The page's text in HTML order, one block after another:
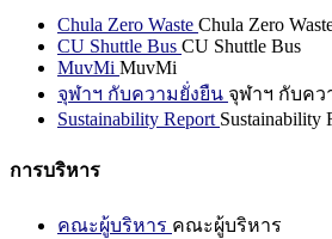
Chula Zero Waste Chula Zero
CU Shuttle Bus CU Shuttle Bus
MuvMi MuvMi
จุฬาฯ กับความยั่งยืน จุฬาฯ กับคว
Sustainability Report Sustainability
การบริหาร
คณะผู้บริหาร คณะผู้บริหาร